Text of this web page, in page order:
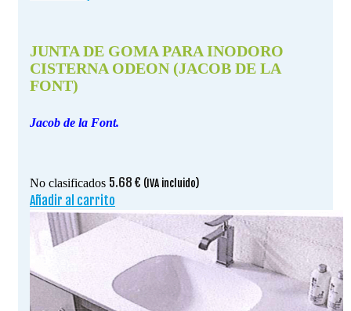
JUNTA DE GOMA PARA INODORO
CISTERNA ODEON (JACOB DE LA
FONT)
Jacob de la Font.
No clasificados 5.68 € (IVA incluido)
Añadir al carrito